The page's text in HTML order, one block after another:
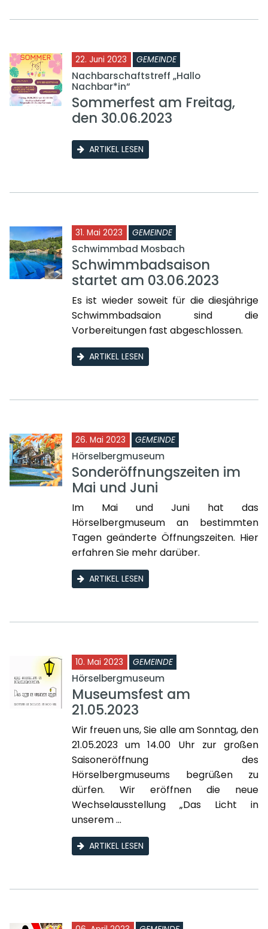
22. Juni 2023 GEMEINDE
Nachbarschaftstreff „Hallo
Nachbar*in“
Sommerfest am Freitag,
den 30.06.2023
ARTIKEL LESEN
31. Mai 2023 GEMEINDE
Schwimmbad Mosbach
Schwimmbadsaison
startet am 03.06.2023
Es ist wieder soweit für die diesjährige
Schwimmbadsaion sind die
Vorbereitungen fast abgeschlossen.
ARTIKEL LESEN
26. Mai 2023 GEMEINDE
Hörselbergmuseum
Sonderöffnungszeiten im
Mai und Juni
Im Mai und Juni hat das
Hörselbergmuseum an bestimmten
Tagen geänderte Öffnungszeiten. Hier
erfahren Sie mehr darüber.
ARTIKEL LESEN
10. Mai 2023 GEMEINDE
Hörselbergmuseum
Museumsfest am
21.05.2023
Wir freuen uns, Sie alle am Sonntag, den
21.05.2023 um 14.00 Uhr zur großen
Saisoneröffnung des
Hörselbergmuseums begrüßen zu
dürfen. Wir eröffnen die neue
Wechselausstellung „Das Licht in
unserem ...
ARTIKEL LESEN